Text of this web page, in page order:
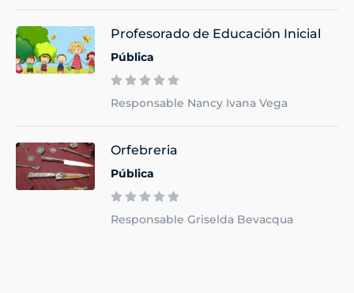
Profesorado de Educación Inicial
Pública
Responsable Nancy Ivana Vega
Orfebreria
Pública
Responsable Griselda Bevacqua